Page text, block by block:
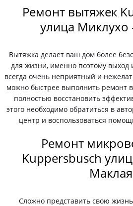
Ремонт вытяжек
улица Миклухо
Вытяжка делает ваш дом более
для жизни, именно поэтому выход
всегда очень неприятный и
можно быстрее выполнить ремонт
полностью восстановить
этого необходимо обратиться в
центр и воспользоваться
Ремонт
Kuppersbusch
Маклая
Сложно представить свою